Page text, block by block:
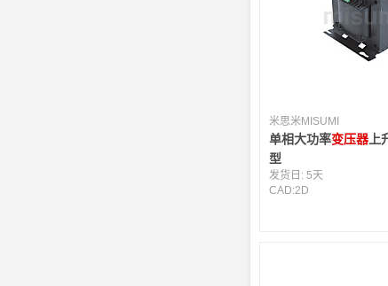
米思米MISUMI
单相大功率变压器上
型
发货日:5天
CAD:2D